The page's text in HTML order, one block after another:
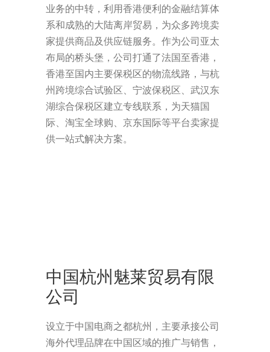
业务的中转，利用香港便利的金融结算体
系和成熟的大陆离岸贸易，为众多跨境卖
家提供商品及供应链服务。作为公司亚太
布局的桥头堡，公司打通了法国至香港，
香港至国内主要保税区的物流线路，与杭
州跨境综合试验区、宁波保税区、武汉东
湖综合保税区建立专线联系，为天猫国
际、淘宝全球购、京东国际等平台卖家提
供一站式解决方案。
中国杭州魅莱贸易有限
公司
设立于中国电商之都杭州，主要承接公司
海外代理品牌在中国区域的推广与销售，